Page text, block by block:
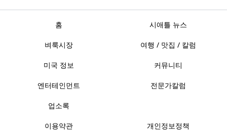
홈 시애틀 뉴스
벼룩시장 여행 / 맛집 / 칼럼
미국 정보 커뮤니티
엔터테인먼트 전문가칼럼
업소록
이용약관 개인정보정책